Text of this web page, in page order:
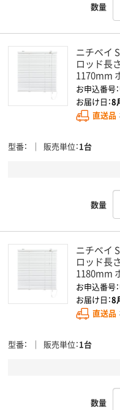
数量
ニチベイ
ロッド長
1170mm
お申込番号
お届け日：8
直送品
型番 販売単位 1台
数量
ニチベイ
ロッド長
1180mm
お申込番号
お届け日：8
直送品
型番 販売単位 1台
数量